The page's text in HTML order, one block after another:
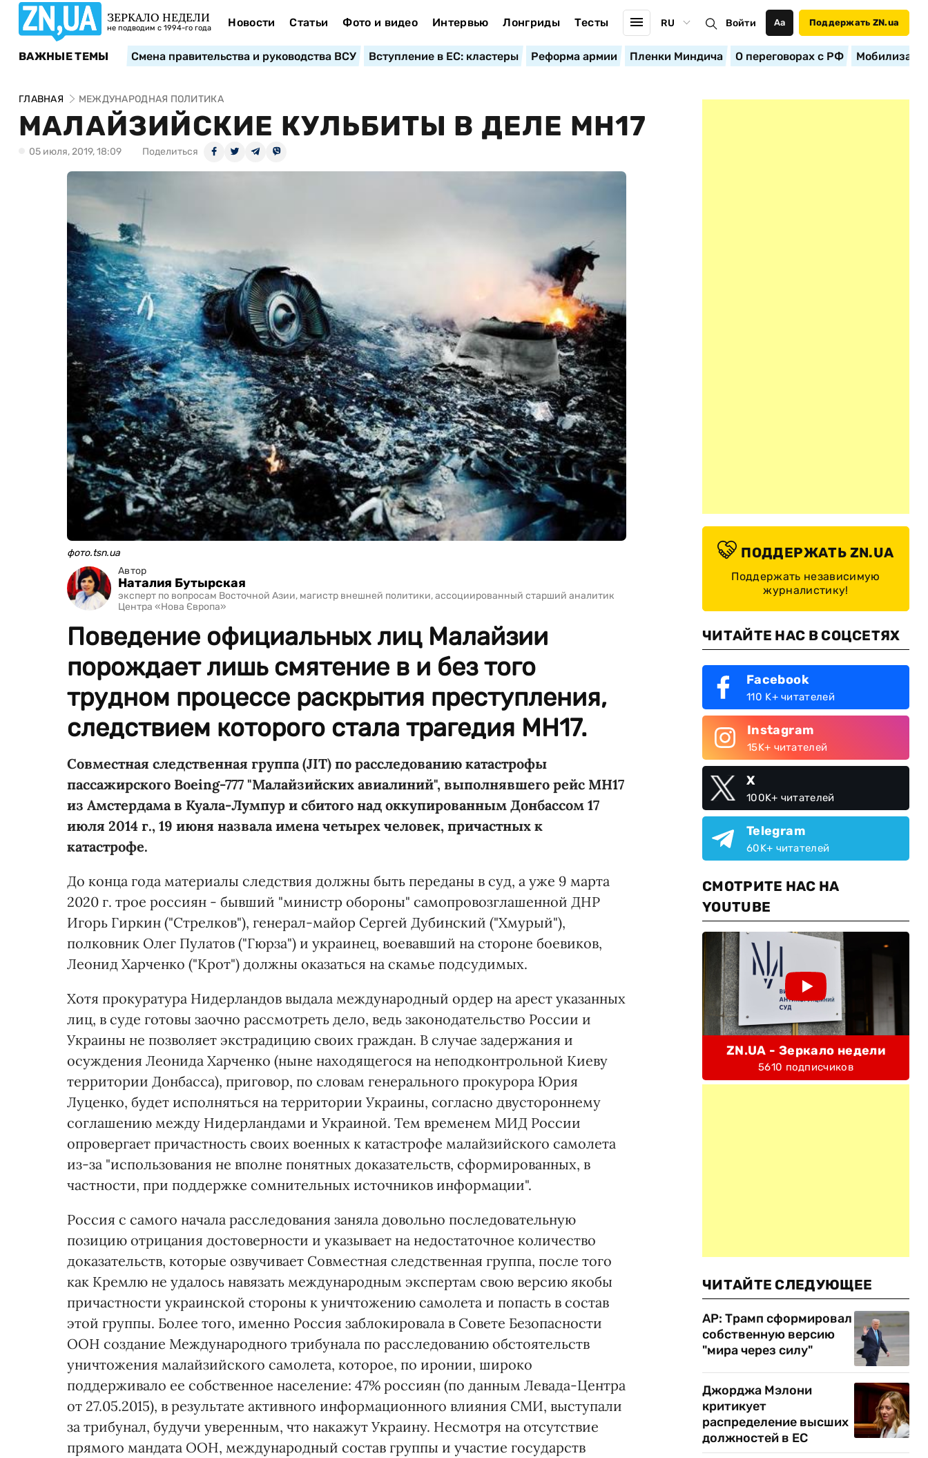
ЗЕРКАЛО НЕДЕЛИ
не подводим с 1994-го года Новости Статьи Фото и видео Интервью Лонгриды Тесты RU Войти Аа Поддержать ZN.ua
ВАЖНЫЕ ТЕМЫ Смена правительства и руководства ВСУ Вступление в ЕС: кластеры Реформа армии Пленки Миндича О переговорах с РФ
ГЛАВНАЯ МЕЖДУНАРОДНАЯ ПОЛИТИКА
МАЛАЙЗИЙСКИЕ КУЛЬБИТЫ В ДЕЛЕ МН17
05 июля, 2019, 18:09 Поделиться
фото.tsn.ua
Автор
Наталия Бутырская
эксперт по вопросам Восточной Азии, магистр внешней политики, ассоциированный старший аналитик
Центра «Нова Європа»
Поведение официальных лиц Малайзии
порождает лишь смятение в и без того
трудном процессе раскрытия преступления,
следствием которого стала трагедия МН17.
Совместная следственная группа (JIT) по расследованию катастрофы
пассажирского Boeing-777 "Малайзийских авиалиний", выполнявшего рейс МН17
из Амстердама в Куала-Лумпур и сбитого над оккупированным Донбассом 17
июля 2014 г., 19 июня назвала имена четырех человек, причастных к
катастрофе.
До конца года материалы следствия должны быть переданы в суд, а уже 9 марта
2020 г. трое россиян - бывший "министр обороны" самопровозглашенной ДНР
Игорь Гиркин ("Стрелков"), генерал-майор Сергей Дубинский ("Хмурый"),
полковник Олег Пулатов ("Гюрза") и украинец, воевавший на стороне боевиков,
Леонид Харченко ("Крот") должны оказаться на скамье подсудимых.
Хотя прокуратура Нидерландов выдала международный ордер на арест указанных
лиц, в суде готовы заочно рассмотреть дело, ведь законодательство России и
Украины не позволяет экстрадицию своих граждан. В случае задержания и
осуждения Леонида Харченко (ныне находящегося на неподконтрольной Киеву
территории Донбасса), приговор, по словам генерального прокурора Юрия
Луценко, будет исполняться на территории Украины, согласно двустороннему
соглашению между Нидерландами и Украиной. Тем временем МИД России
опровергает причастность своих военных к катастрофе малайзийского самолета
из-за "использования не вполне понятных доказательств, сформированных, в
частности, при поддержке сомнительных источников информации".
Россия с самого начала расследования заняла довольно последовательную
позицию отрицания достоверности и указывает на недостаточное количество
доказательств, которые озвучивает Совместная следственная группа, после того
как Кремлю не удалось навязать международным экспертам свою версию якобы
причастности украинской стороны к уничтожению самолета и попасть в состав
этой группы. Более того, именно Россия заблокировала в Совете Безопасности
ООН создание Международного трибунала по расследованию обстоятельств
уничтожения малайзийского самолета, которое, по иронии, широко
поддерживало ее собственное население: 47% россиян (по данным Левада-Центра
от 27.05.2015), в результате активного информационного влияния СМИ, выступали
за трибунал, будучи уверенным, что накажут Украину. Несмотря на отсутствие
прямого мандата ООН, международный состав группы и участие государств
ПОДДЕРЖАТЬ ZN.UA
Поддержать независимую
журналистику!
ЧИТАЙТЕ НАС В СОЦСЕТЯХ
Facebook
110 K+ читателей
Instagram
15K+ читателей
X
100K+ читателей
Telegram
60K+ читателей
СМОТРИТЕ НАС НА
YOUTUBE
ZN.UA - Зеркало недели
5610 подписчиков
ЧИТАЙТЕ СЛЕДУЮЩЕЕ
AP: Трамп сформировал
собственную версию
"мира через силу"
Джорджа Мэлони
критикует
распределение высших
должностей в ЕС